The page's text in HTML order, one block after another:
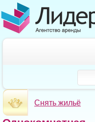
Снять жильё